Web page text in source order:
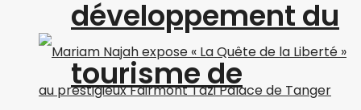
développement du
tourisme de